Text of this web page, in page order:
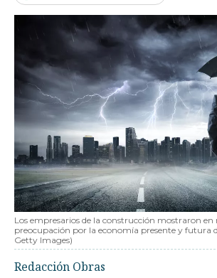
Los empresarios de la construcción mostraron
preocupación por la economía presente y futura
Getty Images)
Redacción Obras